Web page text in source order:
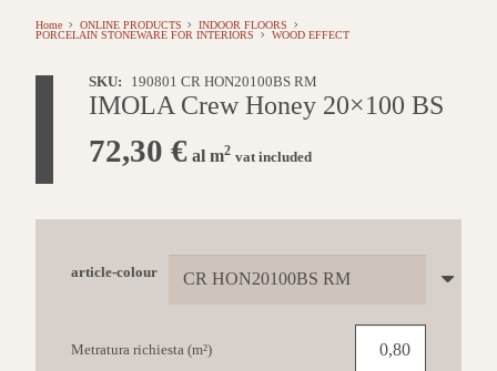
Home ONLINE PRODUCTS
INDOOR FLOORS
PORCELAIN STONEWARE FOR INTERIORS
WOOD EFFECT
SKU: 190801 CR HON20100BS RM
IMOLA Crew Honey 20×100 BS
72,30 € al m2 vat included
article-colour
Metratura richiesta (m²)